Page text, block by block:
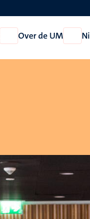
Open
Onderzoek
Over de UM
Open
Over